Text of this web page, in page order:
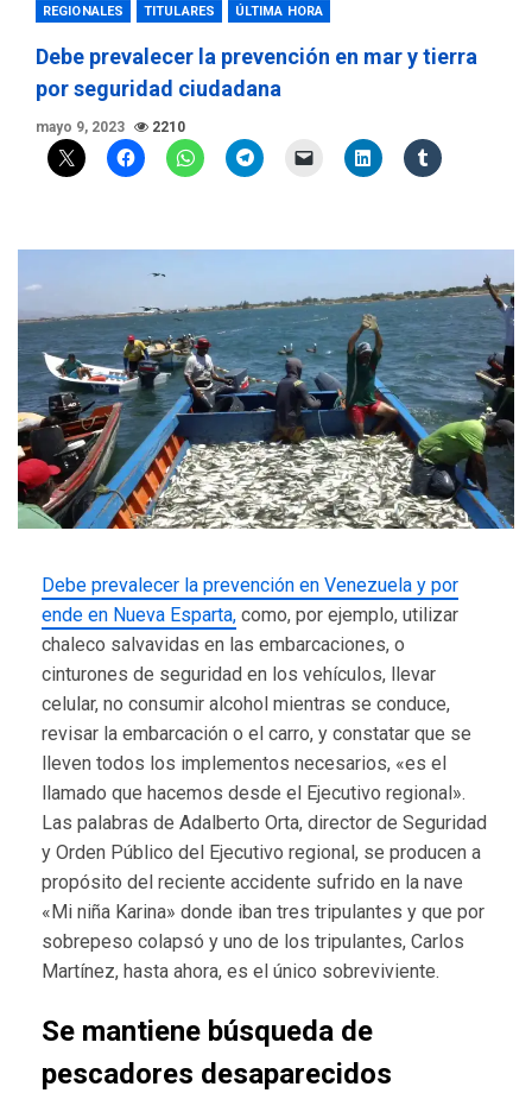
REGIONALES TITULARES ÚLTIMA HORA
Debe prevalecer la prevención en mar y tierra
por seguridad ciudadana
mayo 9, 2023 2210
Debe prevalecer la prevención en Venezuela y por
ende en Nueva Esparta, como, por ejemplo, utilizar
chaleco salvavidas en las embarcaciones, o
cinturones de seguridad en los vehículos, llevar
celular, no consumir alcohol mientras se conduce,
revisar la embarcación o el carro, y constatar que se
lleven todos los implementos necesarios, «es el
llamado que hacemos desde el Ejecutivo regional».
Las palabras de Adalberto Orta, director de Seguridad
y Orden Público del Ejecutivo regional, se producen a
propósito del reciente accidente sufrido en la nave
«Mi niña Karina» donde iban tres tripulantes y que por
sobrepeso colapsó y uno de los tripulantes, Carlos
Martínez, hasta ahora, es el único sobreviviente.
Se mantiene búsqueda de
pescadores desaparecidos